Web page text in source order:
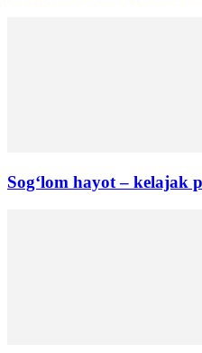
Sog‘lom hayot – kelajak